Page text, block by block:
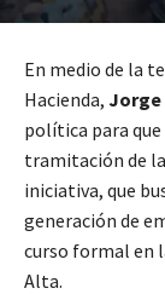
En medio de la
Hacienda, Jorge
política para
tramitación de la
iniciativa, que
generación de
curso formal en
Alta.